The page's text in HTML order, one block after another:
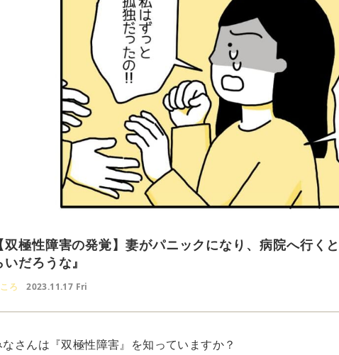
【双極性障害の発覚】妻がパニックになり、病院へ行く
いだろうな』
ろ 2023.11.17 Fri
なさんは『双極性障害』を知っていますか？